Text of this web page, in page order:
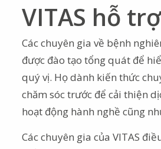
VITAS hỗ
Các chuyên gia về bệnh
được đào tạo tổng quát để
quý vị. Họ dành kiến thức
chăm sóc trước để cải thiện
hoạt động hành nghề cũng
Các chuyên gia của VITAS